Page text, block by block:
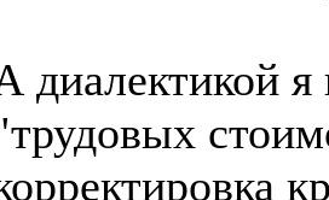
диалектикой я